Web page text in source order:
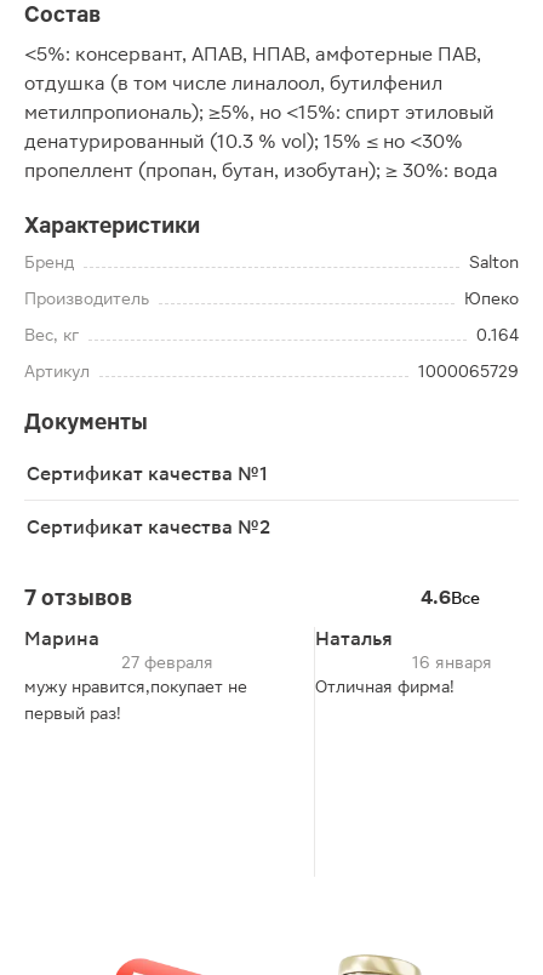
Состав
<5%: консервант, АПАВ, НПАВ, амфотерные ПАВ,
отдушка (в том числе линалоол, бутилфенил
метилпропиональ); ≥5%, но <15%: спирт этиловый
денатурированный (10.3 % vol); 15% ≤ но <30%
пропеллент (пропан, бутан, изобутан); ≥ 30%: вода
Характеристики
Бренд
Salton
Производитель
Юпеко
Вес, кг
0.164
Артикул
1000065729
Документы
Сертификат качества №1
Сертификат качества №2
7 отзывов 4.6Все
Марина
27 февраля
мужу нравится,покупает не
первый раз!
Наталья
16 января
Отличная фирма!